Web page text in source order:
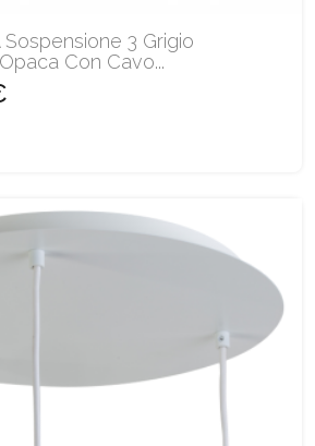
3 Grigio
Con Cavo...